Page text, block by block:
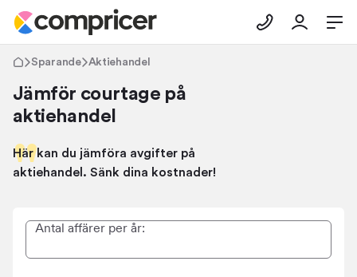
Sparande Aktiehandel
Jämför courtage på
aktiehandel
Här kan du jämföra avgifter på
aktiehandel. Sänk dina kostnader!
Antal affärer per år: